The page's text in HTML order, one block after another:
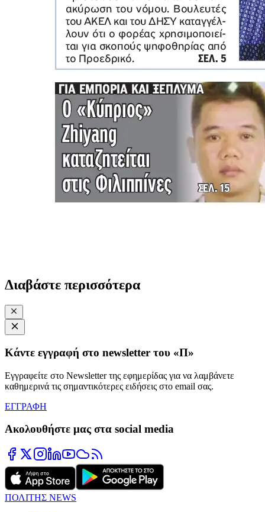
Διαβάστε περισσότερα
Κάντε εγγραφή στο newsletter του «Π»
Εγγραφείτε στο Newsletter της εφημερίδας για να λαμβάνετε
καθημερινά τις σημαντικότερες ειδήσεις στο email σας.
ΕΓΓΡΑΦΗ
Ακολουθήστε μας στα social media
ΠΟΛΙΤΗΣ NEWS